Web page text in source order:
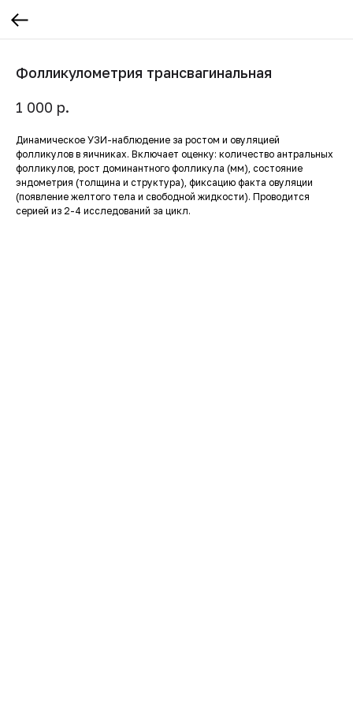
Фолликулометрия трансвагинальная
1 000 р.
Динамическое УЗИ-наблюдение за ростом и овуляцией
фолликулов в яичниках. Включает оценку: количество антральных
фолликулов, рост доминантного фолликула (мм), состояние
эндометрия (толщина и структура), фиксацию факта овуляции
(появление желтого тела и свободной жидкости). Проводится
серией из 2-4 исследований за цикл.